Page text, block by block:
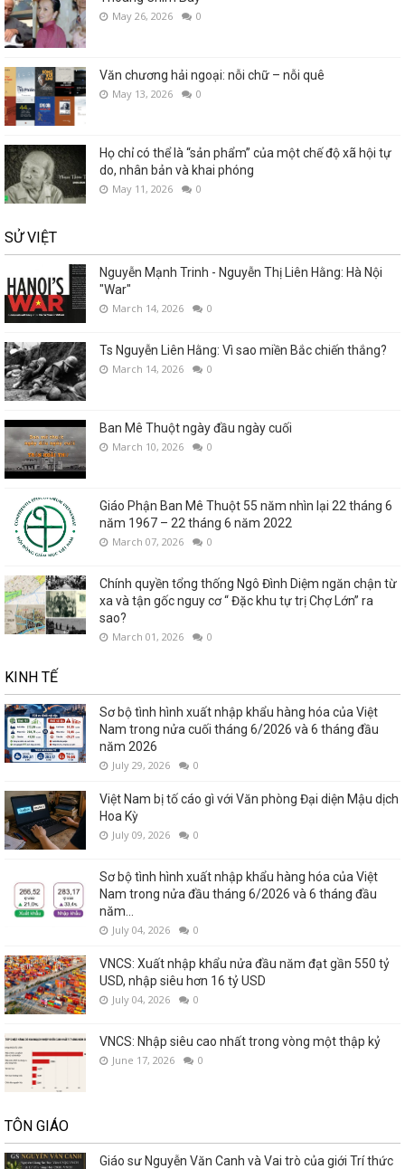
May 26, 2026 0
Văn chương hải ngoại: nỗi chữ – nỗi quê
May 13, 2026 0
Họ chỉ có thể là “sản phẩm” của một chế độ xã hội tự
do, nhân bản và khai phóng
May 11, 2026 0
SỬ VIỆT
Nguyễn Mạnh Trinh - Nguyễn Thị Liên Hằng: Hà Nội
"War"
March 14, 2026 0
Ts Nguyễn Liên Hằng: Vì sao miền Bắc chiến thắng?
March 14, 2026 0
Ban Mê Thuột ngày đầu ngày cuối
March 10, 2026 0
Giáo Phận Ban Mê Thuột 55 năm nhìn lại 22 tháng 6
năm 1967 – 22 tháng 6 năm 2022
March 07, 2026 0
Chính quyền tổng thống Ngô Đình Diệm ngăn chận từ
xa và tận gốc nguy cơ “ Đặc khu tự trị Chợ Lớn” ra
sao?
March 01, 2026 0
KINH TẾ
Sơ bộ tình hình xuất nhập khẩu hàng hóa của Việt
Nam trong nửa cuối tháng 6/2026 và 6 tháng đầu
năm 2026
July 29, 2026 0
Việt Nam bị tố cáo gì với Văn phòng Đại diện Mậu dịch
Hoa Kỳ
July 09, 2026 0
Sơ bộ tình hình xuất nhập khẩu hàng hóa của Việt
Nam trong nửa đầu tháng 6/2026 và 6 tháng đầu
năm...
July 04, 2026 0
VNCS: Xuất nhập khẩu nửa đầu năm đạt gần 550 tỷ
USD, nhập siêu hơn 16 tỷ USD
July 04, 2026 0
VNCS: Nhập siêu cao nhất trong vòng một thập kỷ
June 17, 2026 0
TÔN GIÁO
Giáo sư Nguyễn Văn Canh và Vai trò của giới Trí thức